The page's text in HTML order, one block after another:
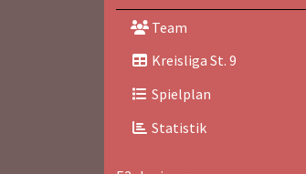
Team
Kreisliga St. 9
Spielplan
Statistik